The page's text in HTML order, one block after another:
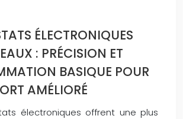
ÉLECTRONIQUES
: PRÉCISION ET
BASIQUE POUR
AMÉLIORÉ
électroniques offrent une plus